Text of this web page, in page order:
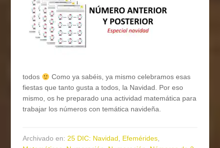
todos
Como ya sabéis, ya mismo celebramos esas
fiestas que tanto gusta a todos, la Navidad. Por eso
mismo, os he preparado una actividad matemática para
trabajar los números con temática navideña.
Archivado en:25 DIC: Navidad, Efemérides,